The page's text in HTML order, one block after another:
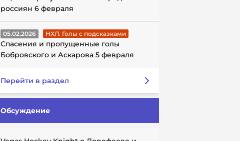
россиян 6 февраля
05.02.2026 НХЛ. Голы с подсказками
Спасения и пропущенные голы
Бобровского и Аскарова 5 февраля
Перейти в раздел
Обсуждение